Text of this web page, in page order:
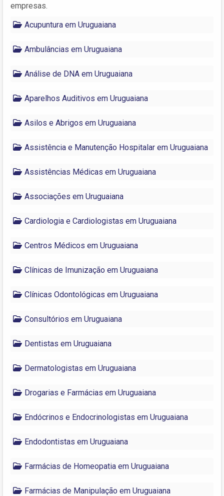
empresas.
Acupuntura em Uruguaiana
Ambulâncias em Uruguaiana
Análise de DNA em Uruguaiana
Aparelhos Auditivos em Uruguaiana
Asilos e Abrigos em Uruguaiana
Assistência e Manutenção Hospitalar em Uruguaiana
Assistências Médicas em Uruguaiana
Associações em Uruguaiana
Cardiologia e Cardiologistas em Uruguaiana
Centros Médicos em Uruguaiana
Clínicas de Imunização em Uruguaiana
Clínicas Odontológicas em Uruguaiana
Consultórios em Uruguaiana
Dentistas em Uruguaiana
Dermatologistas em Uruguaiana
Drogarias e Farmácias em Uruguaiana
Endócrinos e Endocrinologistas em Uruguaiana
Endodontistas em Uruguaiana
Farmácias de Homeopatia em Uruguaiana
Farmácias de Manipulação em Uruguaiana